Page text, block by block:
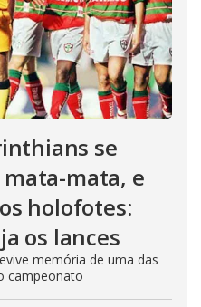
se
mata, e
holofotes:
os lances
memória de uma das
campeonato